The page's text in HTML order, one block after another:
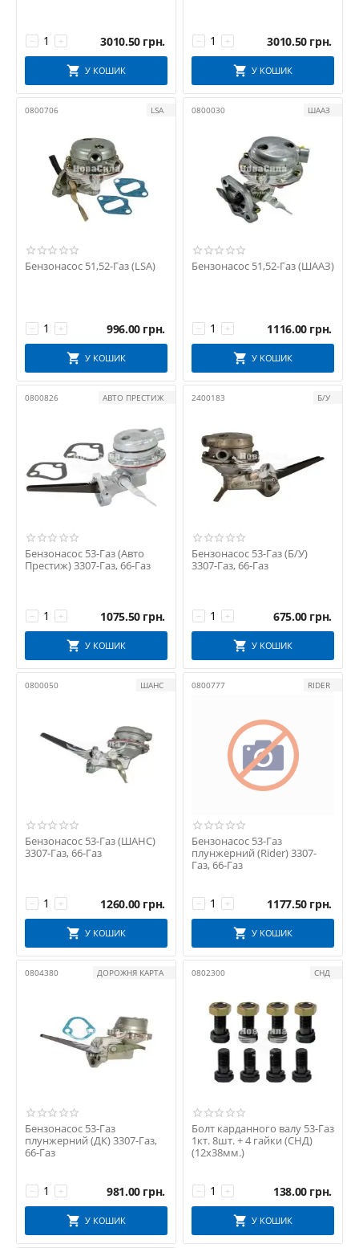
+
− 3010.50 грн.
У КОШИК
+
− 3010.50 грн.
У КОШИК
0800706 LSA
Бензонасос 51,52-Газ (LSA)
+
− 996.00 грн.
У КОШИК
0800030 ШААЗ
Бензонасос 51,52-Газ (ШААЗ)
+
− 1116.00 грн.
У КОШИК
0800826 АВТО ПРЕСТИЖ
Бензонасос 53-Газ (Авто
Престиж) 3307-Газ, 66-Газ
+
− 1075.50 грн.
У КОШИК
2400183 Б/У
Бензонасос 53-Газ (Б/У)
3307-Газ, 66-Газ
+
− 675.00 грн.
У КОШИК
0800050 ШАНС
Бензонасос 53-Газ (ШАНС)
3307-Газ, 66-Газ
+
− 1260.00 грн.
У КОШИК
0800777 RIDER
Бензонасос 53-Газ
плунжерний (Rider) 3307-
Газ, 66-Газ
+
− 1177.50 грн.
У КОШИК
0804380 ДОРОЖНЯ КАРТА
Бензонасос 53-Газ
плунжерний (ДК) 3307-Газ,
66-Газ
+
− 981.00 грн.
У КОШИК
0802300 СНД
Болт карданного валу 53-Газ
1кт. 8шт. + 4 гайки (СНД)
(12х38мм.)
+
− 138.00 грн.
У КОШИК